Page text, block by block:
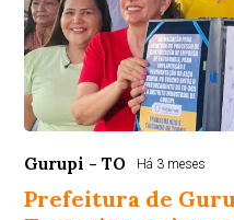
Gurupi - TO Há 3 meses
Prefeitura de